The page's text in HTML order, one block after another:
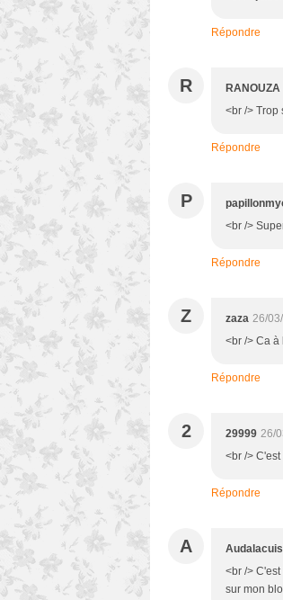
Répondre
R RANOUZA
<br /> Trop
Répondre
P
<br />
Répondre
Z zaza 26/
<br /> Ca à
Répondre
2 29999 26/
<br />
Répondre
A
<br />
sur mon